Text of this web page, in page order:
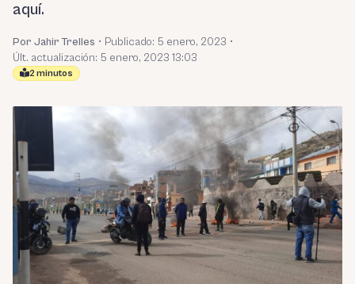
aquí.
Por Jahir Trelles • Publicado: 5 enero, 2023 •
Últ. actualización: 5 enero, 2023 13:03
2 minutos